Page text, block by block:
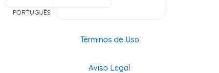
PORTUGUÊS
Términos de Uso
Aviso Legal